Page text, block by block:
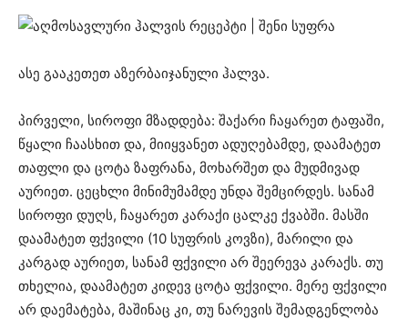
ასე გააკეთეთ აზერბაიჯანული ჰალვა.
პირველი, სიროფი მზადდება: შაქარი ჩაყარეთ ტაფაში,
წყალი ჩაასხით და, მიიყვანეთ ადუღებამდე, დაამატეთ
თაფლი და ცოტა ზაფრანა, მოხარშეთ და მუდმივად
აურიეთ. ცეცხლი მინიმუმამდე უნდა შემცირდეს. სანამ
სიროფი დუღს, ჩაყარეთ კარაქი ცალკე ქვაბში. მასში
დაამატეთ ფქვილი (10 სუფრის კოვზი), მარილი და
კარგად აურიეთ, სანამ ფქვილი არ შეერევა კარაქს. თუ
თხელია, დაამატეთ კიდევ ცოტა ფქვილი. მერე ფქვილი
არ დაემატება, მაშინაც კი, თუ ნარევის შემადგენლობა